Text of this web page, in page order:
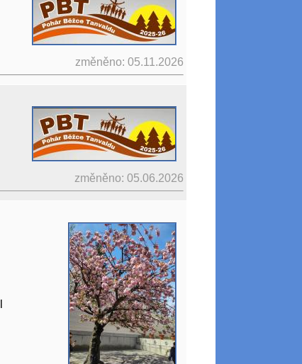
změněno: 05.11.2026
změněno: 05.06.2026